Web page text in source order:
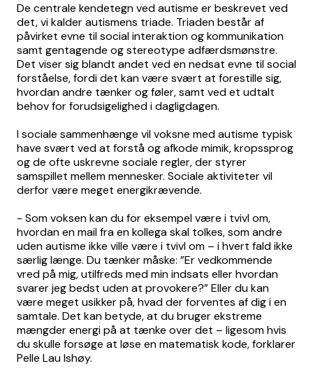
De centrale kendetegn ved autisme er beskrevet ved
det, vi kalder autismens triade. Triaden består af
påvirket evne til social interaktion og kommunikation
samt gentagende og stereotype adfærdsmønstre.
Det viser sig blandt andet ved en nedsat evne til social
forståelse, fordi det kan være svært at forestille sig,
hvordan andre tænker og føler, samt ved et udtalt
behov for forudsigelighed i dagligdagen.
I sociale sammenhænge vil voksne med autisme typisk
have svært ved at forstå og afkode mimik, kropssprog
og de ofte uskrevne sociale regler, der styrer
samspillet mellem mennesker. Sociale aktiviteter vil
derfor være meget energikrævende.
- Som voksen kan du for eksempel være i tvivl om,
hvordan en mail fra en kollega skal tolkes, som andre
uden autisme ikke ville være i tvivl om – i hvert fald ikke
særlig længe. Du tænker måske: ”Er vedkommende
vred på mig, utilfreds med min indsats eller hvordan
svarer jeg bedst uden at provokere?” Eller du kan
være meget usikker på, hvad der forventes af dig i en
samtale. Det kan betyde, at du bruger ekstreme
mængder energi på at tænke over det – ligesom hvis
du skulle forsøge at løse en matematisk kode, forklarer
Pelle Lau Ishøy.